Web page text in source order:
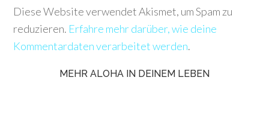
Diese Website verwendet Akismet, um Spam zu
reduzieren. Erfahre mehr darüber, wie deine
Kommentardaten verarbeitet werden.
MEHR ALOHA IN DEINEM LEBEN